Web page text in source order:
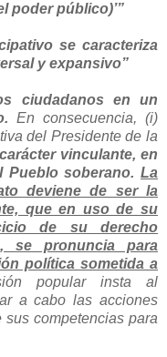
poder público)’”
se caracteriza
y expansivo”
ciudadanos en un
En consecuencia, (i)
del Presidente de la
vinculante, en
Pueblo soberano. La
deviene de ser la
que en uso de su
de su derecho
se pronuncia para
política sometida a
popular insta al
a cabo las acciones
competencias para